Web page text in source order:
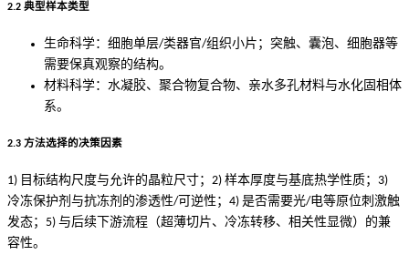
2.2 典型样本类型
生命科学：细胞单层/类器官/组织小片；突触、囊泡、细胞器等
需要保真观察的结构。
材料科学：水凝胶、聚合物复合物、亲水多孔材料与水化固相体
系。
2.3 方法选择的决策因素
1) 目标结构尺度与允许的晶粒尺寸；2) 样本厚度与基底热学性质；3)
冷冻保护剂与抗冻剂的渗透性/可逆性；4) 是否需要光/电等原位刺激触
发态；5) 与后续下游流程（超薄切片、冷冻转移、相关性显微）的兼
容性。